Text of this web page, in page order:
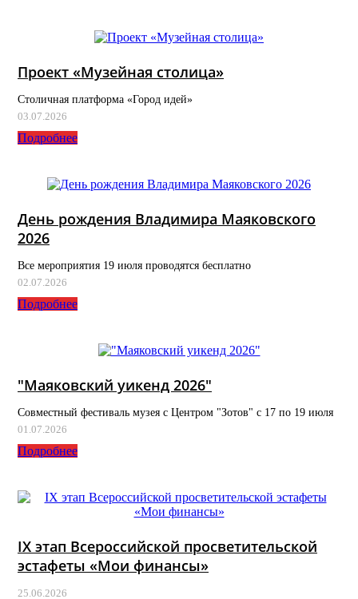
Проект «Музейная столица»
Столичная платформа «Город идей»
03.07.2026
Подробнее
День рождения Владимира Маяковского
2026
Все мероприятия 19 июля проводятся бесплатно
02.07.2026
Подробнее
"Маяковский уикенд 2026"
Совместный фестиваль музея с Центром "Зотов" с 17 по 19 июля
01.07.2026
Подробнее
IX этап Всероссийской просветительской
эстафеты «Мои финансы»
25.06.2026